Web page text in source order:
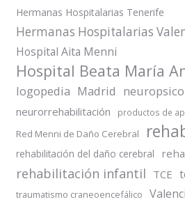
Hermanas Hospitalarias Tenerife
Hermanas Hospitalarias
Hospital Aita Menni
Hospital Beata María
logopedia Madrid
neurorrehabilitación productos de
Red Menni de Daño Cerebral
rehabilitación del daño cerebral
rehabilitación infantil TCE
traumatismo craneoencefálico